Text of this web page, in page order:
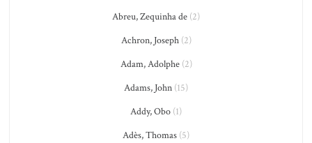
Abreu, Zequinha de (2)
Achron, Joseph(2)
Adam, Adolphe(2)
Adams, John (15)
Addy, Obo (1)
Adès, Thomas (5)